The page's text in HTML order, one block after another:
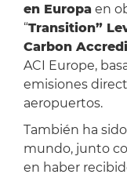
en Europa en
“Transition”
Carbon
ACI Europe,
emisiones
aeropuertos.
También ha
mundo, junto
en haber